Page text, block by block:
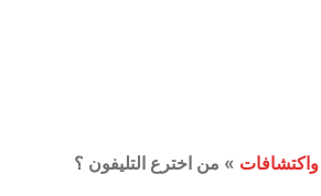
» من اخترع التليفون ؟